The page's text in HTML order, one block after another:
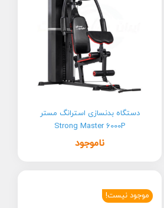
دستگاه بدنسازی استرانگ مستر
Strong Master 6000P
ناموجود
موجود نیست!